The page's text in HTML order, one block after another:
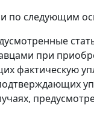
по следующим
при
фактическую